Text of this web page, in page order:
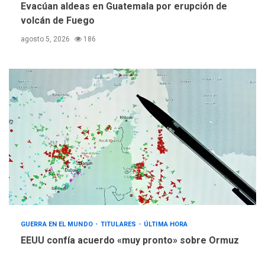
Evacúan aldeas en Guatemala por erupción de
volcán de Fuego
agosto 5, 2026 186
GUERRA EN EL MUNDO TITULARES ÚLTIMA HORA
EEUU confía acuerdo «muy pronto» sobre Ormuz